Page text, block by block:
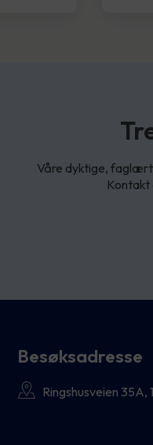
Våre dyktige,
Kontakt
Besøksadresse
Ringshusveien 35A,